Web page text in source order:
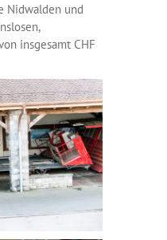
Nidwalden und
insgesamt CHF